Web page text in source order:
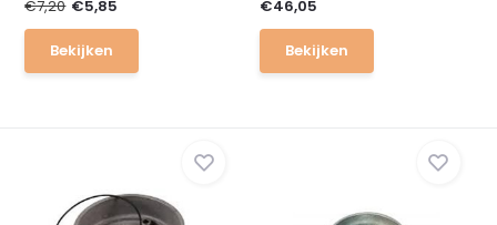
€7,20 €5,85
Bekijken
€46,05
Bekijken